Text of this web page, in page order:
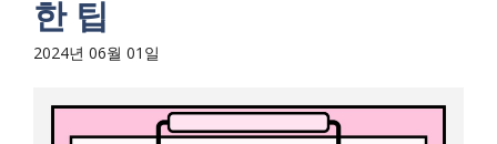
한 팁
2024년 06월 01일